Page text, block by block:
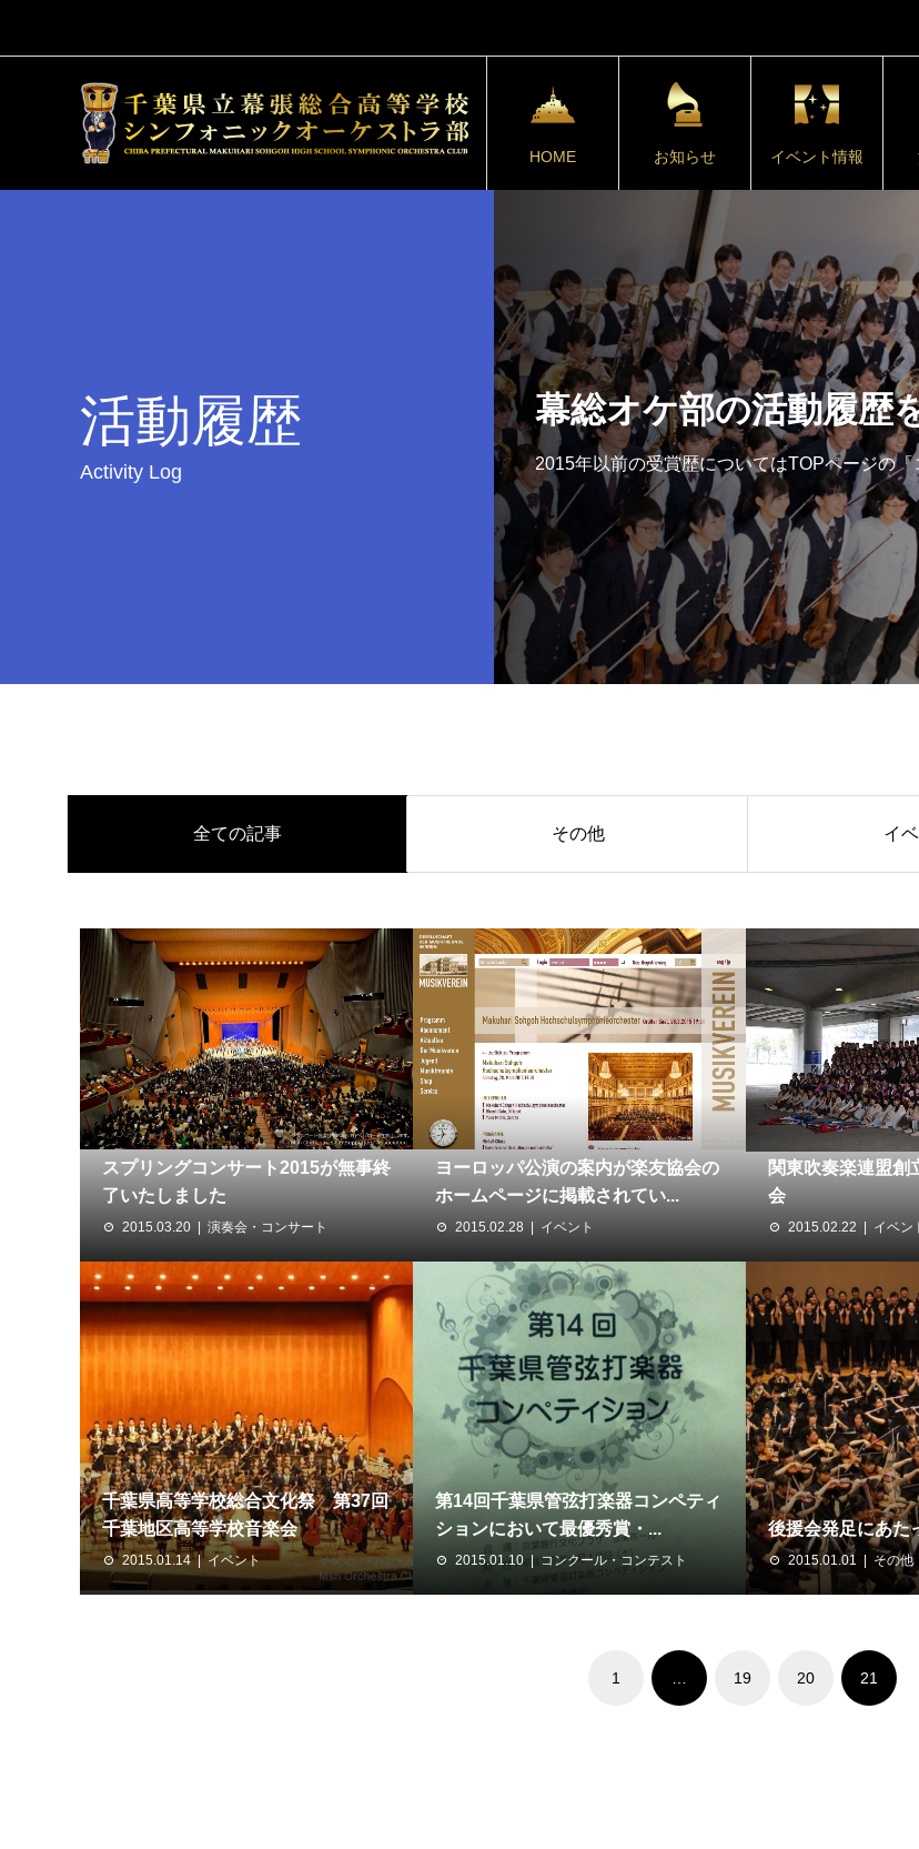
HOME お知らせ イベント情報
活動履歴
Activity Log
幕総オケ部の活動履歴
2015年以前の受賞歴についてはTOPページの
全ての記事 その他 イ
スプリングコンサート2015が無事終
了いたしました
2015.03.20 演奏会・コンサート
ヨーロッパ公演の案内が楽友協会の
ホームページに掲載されてい...
2015.02.28 イベント
関東吹奏楽連盟創
会
2015.02.22 イベン
千葉県高等学校総合文化祭 第37回
千葉地区高等学校音楽会
2015.01.14 イベント
第14回千葉県管弦打楽器コンペティ
ションにおいて最優秀賞・...
2015.01.10 コンクール・コンテスト
後援会発足にあた
2015.01.01 その他
1 19 20 21